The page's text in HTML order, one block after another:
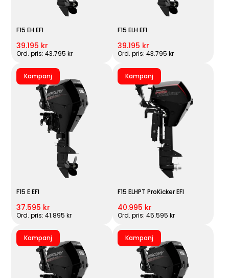
F15 EH EFI
39.195 kr
Ord. pris: 43.795 kr
F15 ELH EFI
39.195 kr
Ord. pris: 43.795 kr
Kampanj
F15 E EFI
37.595 kr
Ord. pris: 41.895 kr
Kampanj
F15 ELHPT ProKicker EFI
40.995 kr
Ord. pris: 45.595 kr
Kampanj Kampanj